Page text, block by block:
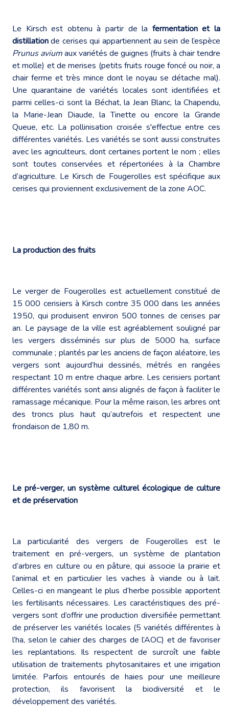
Le Kirsch est obtenu à partir de la fermentation et la
distillationde cerises qui appartiennent au sein de l’espèce
Prunus aviumaux variétés de guignes (fruits à chair tendre
et molle) et de merises (petits fruits rouge foncé ou noir, a
chair ferme et très mince dont le noyau se détache mal).
Une quarantaine de variétés locales sont identifiées et
parmi celles-ci sont la Béchat, la Jean Blanc, la Chapendu,
la Marie-Jean Diaude, la Tinette ou encore la Grande
Queue, etc. La pollinisation croisée s'effectue entre ces
différentes variétés. Les variétés se sont aussi construites
avec les agriculteurs, dont certaines portent le nom ; elles
sont toutes conservées et répertoriées à la Chambre
d’agriculture. Le Kirsch de Fougerolles est spécifique aux
cerises qui proviennent exclusivement de la zone AOC.
La production des fruits
Le verger de Fougerolles est actuellement constitué de
15 000 cerisiers à Kirsch contre 35 000 dans les années
1950, qui produisent environ 500 tonnes de cerises par
an. Le paysage de la ville est agréablement souligné par
les vergers disséminés sur plus de 5000 ha, surface
communale ; plantés par les anciens de façon aléatoire, les
vergers sont aujourd’hui dessinés, métrés en rangées
respectant 10 m entre chaque arbre. Les cerisiers portant
différentes variétés sont ainsi alignés de façon à faciliter le
ramassage mécanique. Pour la même raison, les arbres ont
des troncs plus haut qu’autrefois et respectent une
frondaison de 1,80 m.
Le pré-verger, un système culturel écologique de culture
et de préservation
La particularité des vergers de Fougerolles est le
traitement en pré-vergers, un système de plantation
d’arbres en culture ou en pâture, qui associe la prairie et
l’animal et en particulier les vaches à viande ou à lait.
Celles-ci en mangeant le plus d’herbe possible apportent
les fertilisants nécessaires. Les caractéristiques des pré-
vergers sont d’offrir une production diversifiée permettant
de préserver les variétés locales (5 variétés différentes à
l’ha, selon le cahier des charges de l’AOC) et de favoriser
les replantations. Ils respectent de surcroît une faible
utilisation de traitements phytosanitaires et une irrigation
limitée. Parfois entourés de haies pour une meilleure
protection, ils favorisent la biodiversité et le
développement des variétés.